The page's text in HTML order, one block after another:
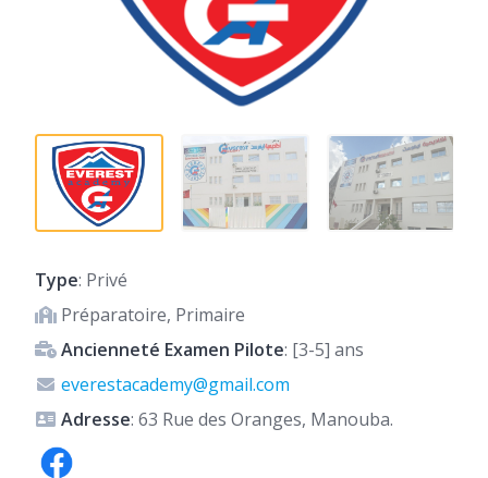
Type: Privé
Préparatoire, Primaire
Ancienneté Examen Pilote: [3-5] ans
everestacademy@gmail.com
Adresse: 63 Rue des Oranges, Manouba.